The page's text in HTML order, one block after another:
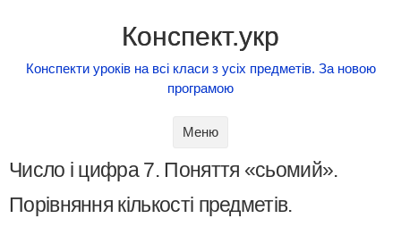
Конспект.укр
Конспекти уроків на всі класи з усіх предметів. За новою
програмою
Меню
Число і цифра 7. Поняття «сьомий».
Порівняння кількості предметів.